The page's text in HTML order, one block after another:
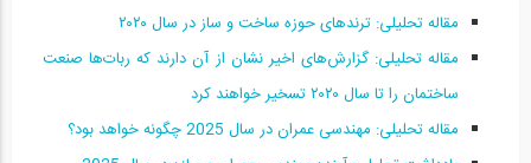
آینده مهندسی عمران
آینده خود را مهندسی کنید
مقاله تحلیلی: ترندهای حوزه ساخت‌ و ساز در سال ۲۰۲۰
مقاله تحلیلی: گزارش‌های اخیر نشان از آن دارند که ربات‌ها صنعت
ساختمان را تا سال ۲۰۲۰ تسخیر خواهند کرد
مقاله تحلیلی: مهندسی عمران در سال 2025 چگونه خواهد بود؟